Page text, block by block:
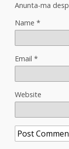
Anunta-ma
Name *
Email *
Website